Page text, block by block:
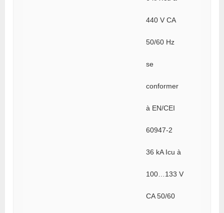
440 V CA
50/60 Hz
se
conformer
à EN/CEI
60947-2
36 kA Icu à
100…133 V
CA 50/60